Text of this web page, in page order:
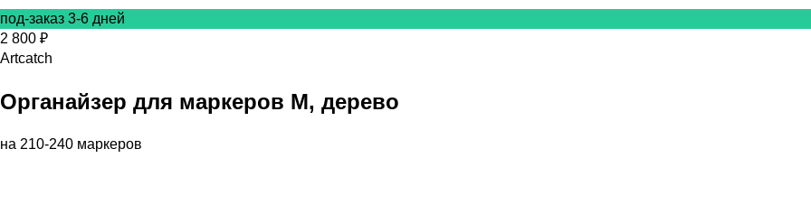
под-заказ 3-6 дней
2 800 ₽
Artcatch
Органайзер для маркеров M, дерево
на 210-240 маркеров